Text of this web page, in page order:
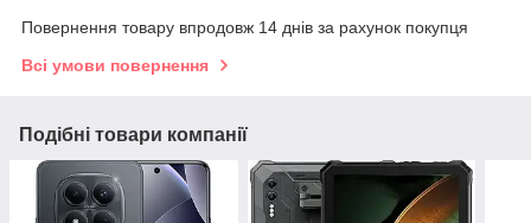
Повернення товару впродовж 14 днів за рахунок покупця
Всі умови повернення
Подібні товари компанії